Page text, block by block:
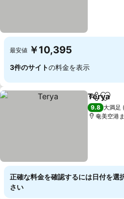
最安値 ￥10,395
3件のサイトの料金を表示
シェアお気
Terya
9.8 大満足
奄美空港
正確な料金を確認するには日付を選
さい